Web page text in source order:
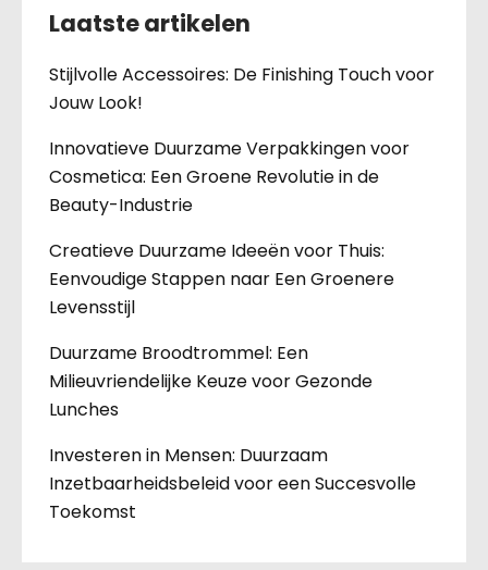
Laatste artikelen
Stijlvolle Accessoires: De Finishing Touch voor
Jouw Look!
Innovatieve Duurzame Verpakkingen voor
Cosmetica: Een Groene Revolutie in de
Beauty-Industrie
Creatieve Duurzame Ideeën voor Thuis:
Eenvoudige Stappen naar Een Groenere
Levensstijl
Duurzame Broodtrommel: Een
Milieuvriendelijke Keuze voor Gezonde
Lunches
Investeren in Mensen: Duurzaam
Inzetbaarheidsbeleid voor een Succesvolle
Toekomst